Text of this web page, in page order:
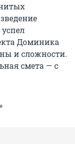
Доминика
и сложности.
смета — с